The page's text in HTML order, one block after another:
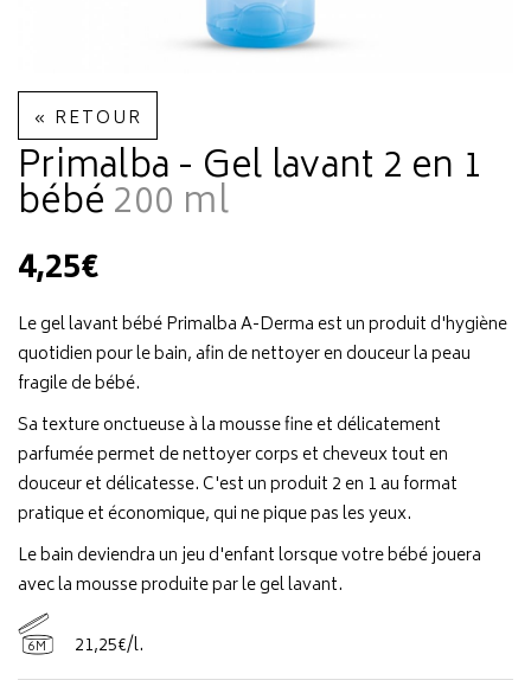
« RETOUR
Primalba - Gel lavant 2 en 1
bébé200 ml
4,25€
Le gel lavant bébé Primalba A-Derma est un produit d'hygiène
quotidien pour le bain, afin de nettoyer en douceur la peau
fragile de bébé.
Sa texture onctueuse à la mousse fine et délicatement
parfumée permet de nettoyer corps et cheveux tout en
douceur et délicatesse. C'est un produit 2 en 1 au format
pratique et économique, qui ne pique pas les yeux.
Le bain deviendra un jeu d'enfant lorsque votre bébé jouera
avec la mousse produite par le gel lavant.
6M 21,25€/l.